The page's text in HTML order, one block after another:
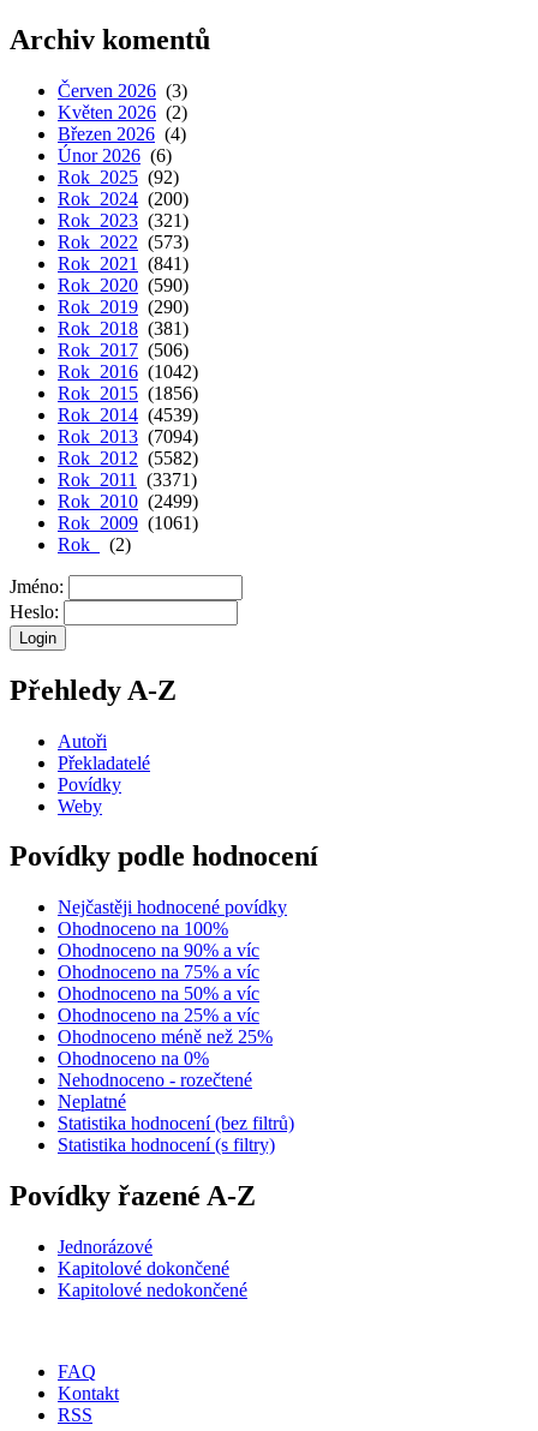
Archiv komentů
Červen 2026 (3)
Květen 2026 (2)
Březen 2026 (4)
Únor 2026 (6)
Rok 2025 (92)
Rok 2024 (200)
Rok 2023 (321)
Rok 2022 (573)
Rok 2021
(841)
Rok 2020 (590)
Rok 2019 (290)
Rok 2018 (381)
Rok 2017 (506)
Rok 2016 (1042)
Rok 2015 (1856)
Rok 2014 (4539)
Rok 2013 (7094)
Rok 2012 (5582)
Rok 2011
(3371)
Rok 2010 (2499)
Rok 2009 (1061)
Rok
(2)
Jméno:
Heslo:
Přehledy A-Z
Autoři
Překladatelé
Povídky
Weby
Povídky podle hodnocení
Nejčastěji hodnocené povídky
Ohodnoceno na 100%
Ohodnoceno na 90% a víc
Ohodnoceno na 75% a víc
Ohodnoceno na 50% a víc
Ohodnoceno na 25% a víc
Ohodnoceno méně než 25%
Ohodnoceno na 0%
Nehodnoceno - rozečtené
Neplatné
Statistika hodnocení (bez filtrů)
Statistika hodnocení (s filtry)
Povídky řazené A-Z
Jednorázové
Kapitolové dokončené
Kapitolové nedokončené
FAQ
Kontakt
RSS